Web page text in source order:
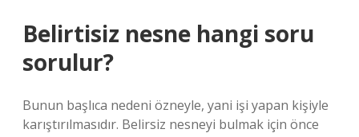
Belirtisiz nesne hangi soru
sorulur?
Bunun başlıca nedeni özneyle, yani işi yapan kişiyle
karıştırılmasıdır. Belirsiz nesneyi bulmak için önce